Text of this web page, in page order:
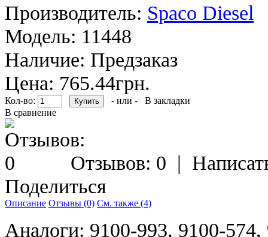
Производитель: Spaco Diesel
Модель: 11448
Наличие: Предзаказ
Цена: 765.44грн.
Кол-во: - или -
В закладки
В сравнение
Отзывов: 0 |
Поделиться
Описание Отзывы (0) См. также (4)
Аналоги: 9100-993, 9100-574,